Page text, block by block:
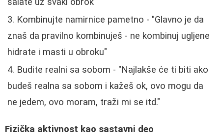
Kombinujte namirnice pametno - "Glavno je da
znaš da pravilno kombinuješ - ne kombinuj ugljene
hidrate i masti u obroku"
Budite realni sa sobom - "Najlakše će ti biti ako
budeš realna sa sobom i kažeš ok, ovo mogu da
ne jedem, ovo moram, traži mi se itd."
Fizička aktivnost kao sastavni deo